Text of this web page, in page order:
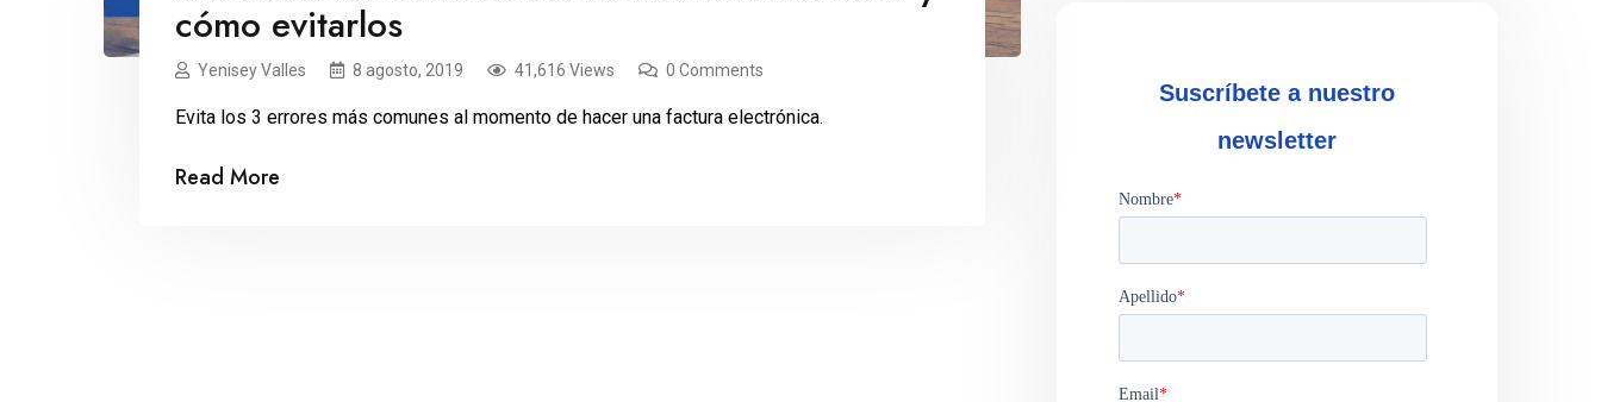
cómo evitarlos
Yenisey Valles 8 agosto, 2019 41,616 Views 0 Comments
Evita los 3 errores más comunes al momento de hacer una factura electrónica.
Read More
Suscríbete a nuestro
newsletter